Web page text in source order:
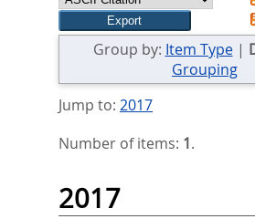
Group by: Item Type|
Grouping
Jump to: 2017
Number of items: 1.
2017